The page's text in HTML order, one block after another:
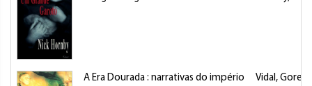
A Era Dourada : narrativas do império Vidal, Gore